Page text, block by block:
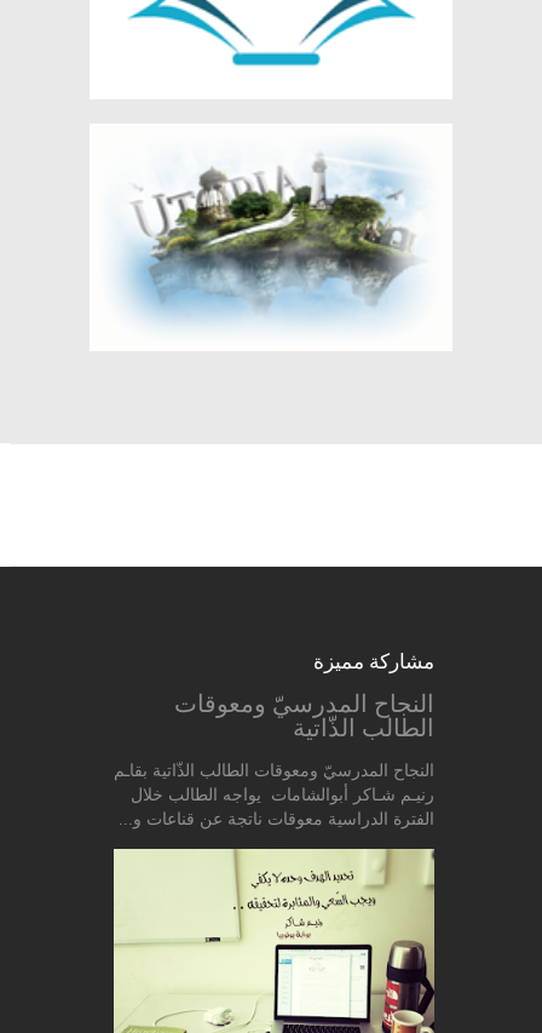
مشاركة مميزة
النجاح المدرسيّ ومعوقات
الطالب الذّاتية
النجاح المدرسيّ ومعوقات الطالب الذّاتية بقاـم
رنيـم شـاكر أبوالشامات يواجه الطالب خلال
الفترة الدراسية معوقات ناتجة عن قناعات و...